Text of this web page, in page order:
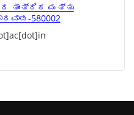
ತಾಂತ್ರಿಕ ಮತ್ತು
580002